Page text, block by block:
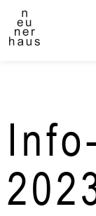
Zum
Inhalt
springen